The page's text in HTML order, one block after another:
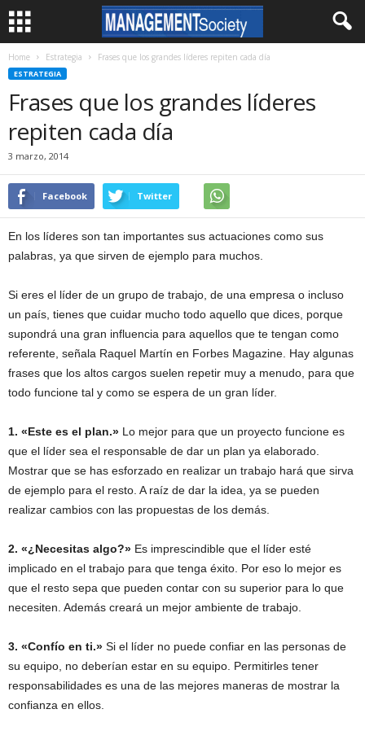
Home Estrategia Frases que los grandes líderes repiten cada día
ESTRATEGIA
Frases que los grandes líderes
repiten cada día
3 marzo, 2014
Facebook Twitter
En los líderes son tan importantes sus actuaciones como sus
palabras, ya que sirven de ejemplo para muchos.
Si eres el líder de un grupo de trabajo, de una empresa o incluso
un país, tienes que cuidar mucho todo aquello que dices, porque
supondrá una gran influencia para aquellos que te tengan como
referente, señala Raquel Martín en Forbes Magazine. Hay algunas
frases que los altos cargos suelen repetir muy a menudo, para que
todo funcione tal y como se espera de un gran líder.
1. «Este es el plan.» Lo mejor para que un proyecto funcione es
que el líder sea el responsable de dar un plan ya elaborado.
Mostrar que se has esforzado en realizar un trabajo hará que sirva
de ejemplo para el resto. A raíz de dar la idea, ya se pueden
realizar cambios con las propuestas de los demás.
2. «¿Necesitas algo?» Es imprescindible que el líder esté
implicado en el trabajo para que tenga éxito. Por eso lo mejor es
que el resto sepa que pueden contar con su superior para lo que
necesiten. Además creará un mejor ambiente de trabajo.
3. «Confío en ti.» Si el líder no puede confiar en las personas de
su equipo, no deberían estar en su equipo. Permitirles tener
responsabilidades es una de las mejores maneras de mostrar la
confianza en ellos.